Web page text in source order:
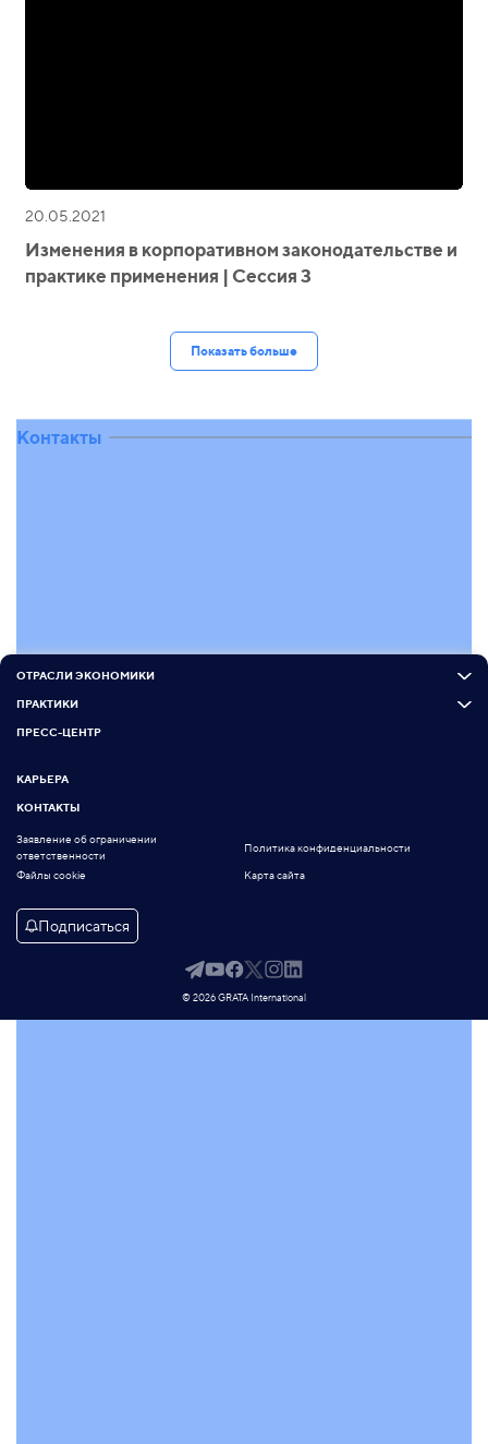
20.05.2021
Изменения в корпоративном законодательстве и
практике применения | Сессия 3
Показать больше
Контакты
ОТРАСЛИ ЭКОНОМИКИ
ПРАКТИКИ
ПРЕСС-ЦЕНТР
КАРЬЕРА
КОНТАКТЫ
Заявление об ограничении
ответственности
Политика конфиденциальности
Файлы cookie Карта сайта
Подписаться
© 2026 GRATA International